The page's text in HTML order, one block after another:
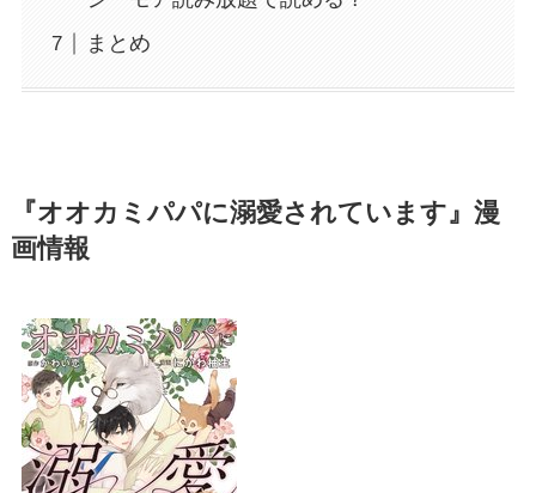
まとめ
『オオカミパパに溺愛されています』漫
画情報